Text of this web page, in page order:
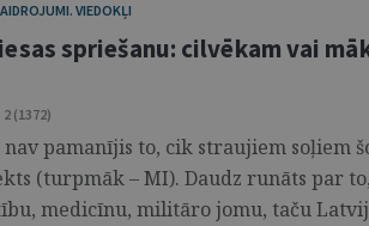
VIEDOKĻI
spriešanu: cilvēkam vai
(1372)
nav pamanījis to, cik straujiem soļiem
(turpmāk – MI). Daudz runāts par
medicīnu, militāro jomu, taču